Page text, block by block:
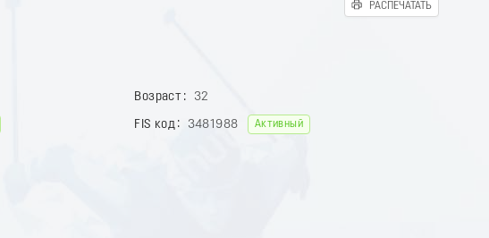
РАСПЕЧАТАТЬ
Возраст
32
FIS код 3481988 Активный